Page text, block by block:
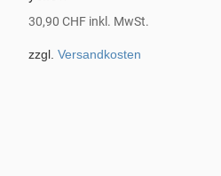
30,90CHF inkl. MwSt.
zzgl.Versandkosten